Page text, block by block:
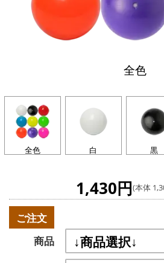
全色
全色 白 黒
1,430円(本体
ご注文
商品